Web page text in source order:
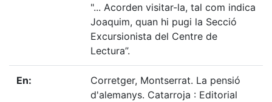
"... Acorden visitar-la, tal com indica
Joaquim, quan hi pugi la Secció
Excursionista del Centre de
Lectura”.
En:
Corretger, Montserrat. La pensió
d'alemanys. Catarroja : Editorial